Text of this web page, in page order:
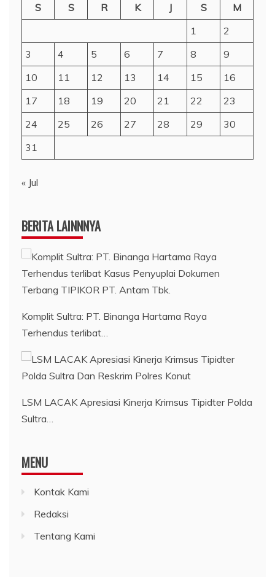
S
S R K J S
M
1
2
3
4 5 6 7 8
9
10
11 12 13 14 15
16
17
18 19 20 21 22
23
24
25 26 27 28 29
30
31
« Jul
BERITA LAINNNYA
Komplit Sultra: PT. Binanga Hartama Raya
Terhendus terlibat…
LSM LACAK Apresiasi Kinerja Krimsus Tipidter Polda
Sultra…
MENU
Kontak Kami
Redaksi
Tentang Kami